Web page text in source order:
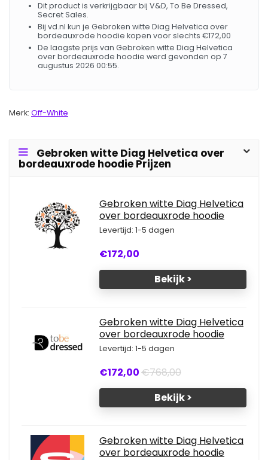
Dit product is verkrijgbaar bij V&D, To Be Dressed,
Secret Sales.
Bij vd.nl kun je Gebroken witte Diag Helvetica over
bordeauxrode hoodie kopen voor slechts €172,00
De laagste prijs van Gebroken witte Diag Helvetica
over bordeauxrode hoodie werd gevonden op 7
augustus 2026 00:55.
Merk: Off-White
Gebroken witte Diag Helvetica over
bordeauxrode hoodie Prijzen
Gebroken witte Diag Helvetica
over bordeauxrode hoodie
Levertijd: 1-5 dagen
€172,00
Bekijk >
Gebroken witte Diag Helvetica
over bordeauxrode hoodie
Levertijd: 1-5 dagen
€172,00€768,00
Bekijk >
Gebroken witte Diag Helvetica
over bordeauxrode hoodie